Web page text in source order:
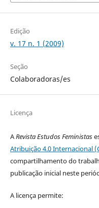
Edição
v. 17 n. 1 (2009)
Seção
Colaboradoras/es
Licença
ARevista Estudos Feministas
Atribuição 4.0 Internacional
compartilhamento do
publicação inicial neste
A licença permite: